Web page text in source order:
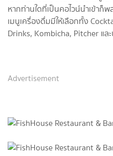
หากท่านใดที่เป็นคอไวน์นำเข้าก็
เมนูเครื่องดื่มมีให้เลือกทั้ง
Drinks, Kombicha, Pitcher แล
Advertisement